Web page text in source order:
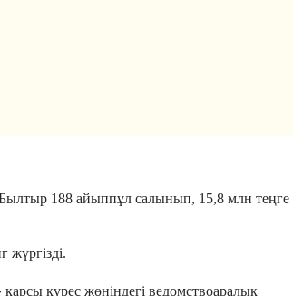
188 айыппұл салынып, 15,8 млн теңге
күрес жөніндегі ведомствоаралық